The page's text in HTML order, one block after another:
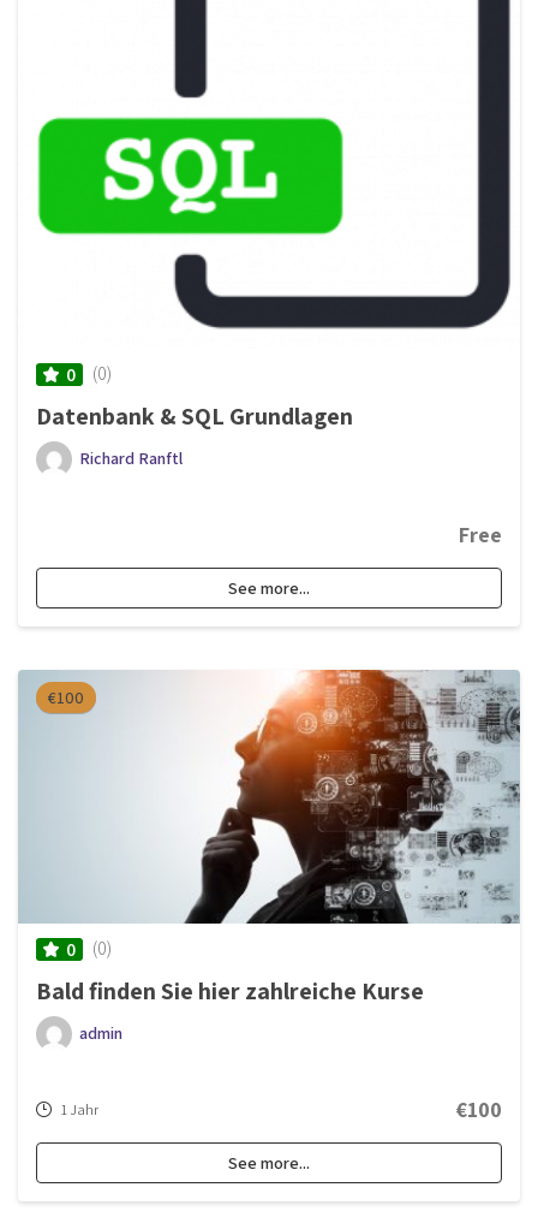
0 (0)
Datenbank & SQL Grundlagen
Richard Ranftl
Free
See more...
€100
0 (0)
Bald finden Sie hier zahlreiche Kurse
admin
1 Jahr €100
See more...